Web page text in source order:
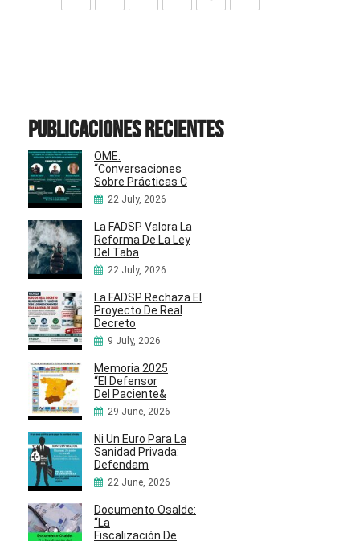
Publicaciones recientes
OME:
“Conversaciones
Sobre Prácticas C
22 July, 2026
La FADSP Valora La
Reforma De La Ley
Del Taba
22 July, 2026
La FADSP Rechaza El
Proyecto De Real
Decreto
9 July, 2026
Memoria 2025
“El Defensor
Del Paciente&
29 June, 2026
Ni Un Euro Para La
Sanidad Privada:
Defendam
22 June, 2026
Documento Osalde:
“La
Fiscalización De